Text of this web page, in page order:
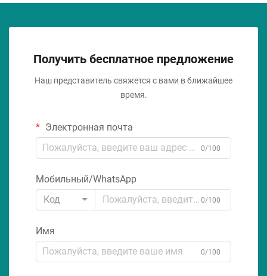
Получить бесплатное предложение
Наш представитель свяжется с вами в ближайшее
время.
Электронная почта
0/100
Мобильный/WhatsApp
Код
0/100
Имя
0/100